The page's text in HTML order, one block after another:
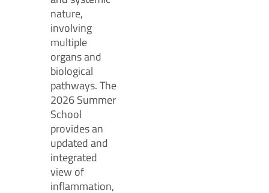
nature,
involving
multiple
organs and
biological
pathways. The
2026 Summer
School
provides an
updated and
integrated
view of
inflammation,